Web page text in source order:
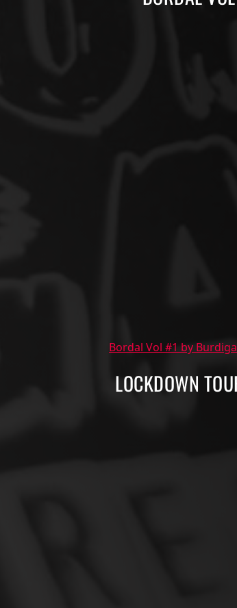
Bordal Vol #1 by
LOCKDOWN